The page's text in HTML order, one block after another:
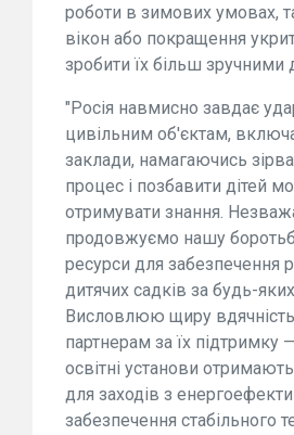
роботи в зимових умовах,
вікон або покращення
зробити їх більш зручними
"Росія навмисно завдає
цивільним об'єктам,
заклади, намагаючись
процес і позбавити дітей
отримувати знання.
продовжуємо нашу
ресурси для забезпечення
дитячих садків за будь-
Висловлюю щиру
партнерам за їх підтримку
освітні установи
для заходів з
забезпечення стабільного